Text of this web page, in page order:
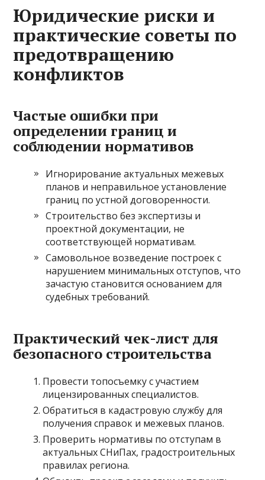
Юридические риски и
практические советы по
предотвращению
конфликтов
Частые ошибки при
определении границ и
соблюдении нормативов
Игнорирование актуальных межевых
планов и неправильное установление
границ по устной договоренности.
Строительство без экспертизы и
проектной документации, не
соответствующей нормативам.
Самовольное возведение построек с
нарушением минимальных отступов, что
зачастую становится основанием для
судебных требований.
Практический чек-лист для
безопасного строительства
Провести топосъемку с участием
лицензированных специалистов.
Обратиться в кадастровую службу для
получения справок и межевых планов.
Проверить нормативы по отступам в
актуальных СНиПах, градостроительных
правилах региона.